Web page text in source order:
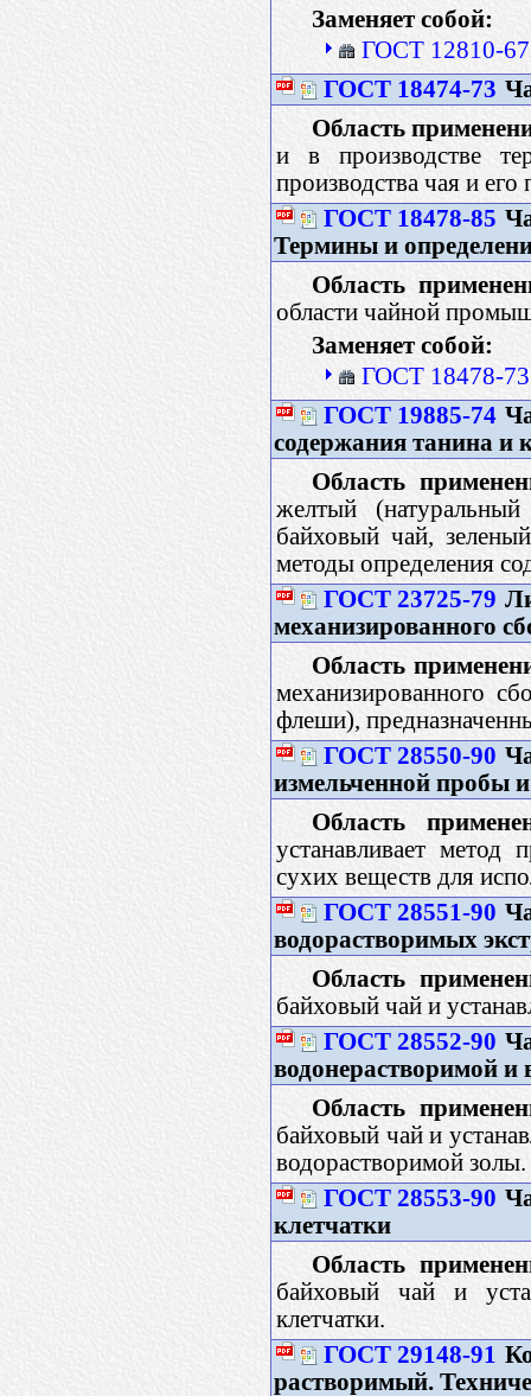
Заменяет собой:
ГОСТ 12810-67
ГОСТ 18474-73
Область
и в производстве
производства чая и его
ГОСТ 18478-85
Термины и
Область
области чайной
Заменяет собой:
ГОСТ 18478-73
ГОСТ 19885-74
содержания танина и
Область
желтый
байховый чай,
методы определения
ГОСТ 23725-79
механизированного
Область
механизированного
флеши),
ГОСТ 28550-90
измельченной пробы
Область
устанавливает метод
сухих веществ для
ГОСТ 28551-90
водорастворимых
Область
байховый чай и
ГОСТ 28552-90
водонерастворимой и
Область
байховый чай и
водорастворимой золы.
ГОСТ 28553-90
клетчатки
Область
байховый чай и
клетчатки.
ГОСТ 29148-91
растворимый.